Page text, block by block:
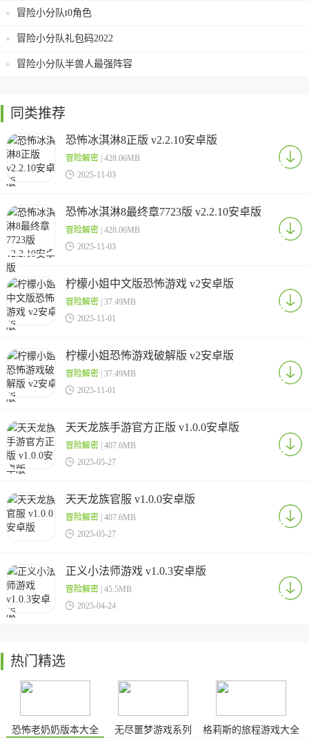
冒险小分队t0角色
冒险小分队礼包码2022
冒险小分队半兽人最强阵容
同类推荐
恐怖冰淇淋8正版 v2.2.10安卓版
冒险解密| 428.06MB
 2025-11-03
恐怖冰淇淋8最终章7723版 v2.2.10安卓版
冒险解密| 428.06MB
 2025-11-03
柠檬小姐中文版恐怖游戏 v2安卓版
冒险解密| 37.49MB
 2025-11-01
柠檬小姐恐怖游戏破解版 v2安卓版
冒险解密| 37.49MB
 2025-11-01
天天龙族手游官方正版 v1.0.0安卓版
冒险解密| 407.6MB
 2025-05-27
天天龙族官服 v1.0.0安卓版
冒险解密| 407.6MB
 2025-05-27
正义小法师游戏 v1.0.3安卓版
冒险解密| 45.5MB
 2025-04-24
热门精选
恐怖老奶奶版本大全 无尽噩梦游戏系列 格莉斯的旅程游戏大全